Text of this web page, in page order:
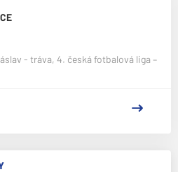
- tráva, 4. česká fotbalová liga –